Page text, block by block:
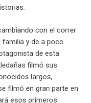
con el correr
y de a poco
de esta
filmó sus
largos,
filmó en gran parte en
esos primeros